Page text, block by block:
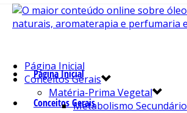
Página Inicial
Conceitos Gerais
Página Inicial
Conceitos Gerais
Matéria-Prima Vegetal
Metabolismo Secundário